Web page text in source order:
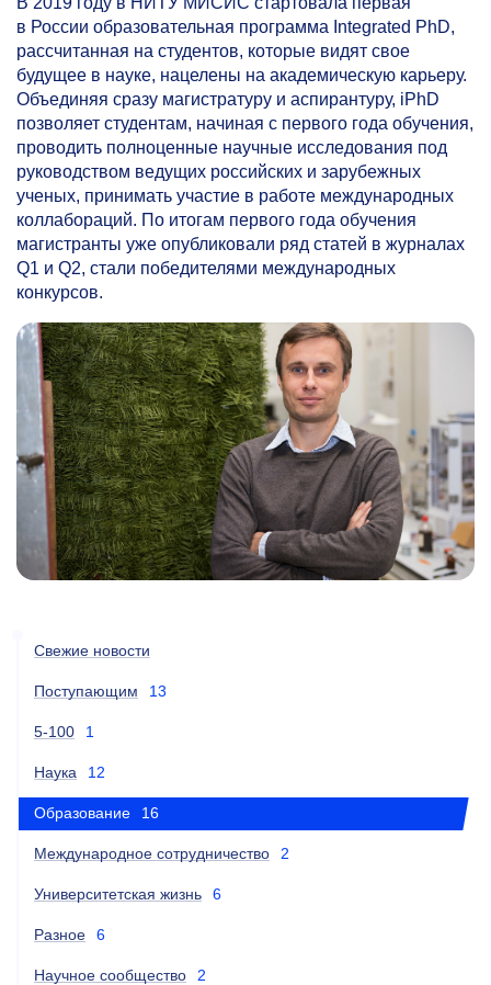
в России образовательная программа Integrated PhD,
рассчитанная на студентов, которые видят свое
будущее в науке, нацелены на академическую карьеру.
Объединяя сразу магистратуру и аспирантуру, iPhD
позволяет студентам, начиная с первого года обучения,
проводить полноценные научные исследования под
руководством ведущих российских и зарубежных
ученых, принимать участие в работе международных
коллабораций. По итогам первого года обучения
магистранты уже опубликовали ряд статей в журналах
Q1 и Q2, стали победителями международных
конкурсов.
Свежие новости
Поступающим 13
5-100 1
Наука 12
Образование 16
Международное сотрудничество 2
Университетская жизнь 6
Разное 6
Научное сообщество 2